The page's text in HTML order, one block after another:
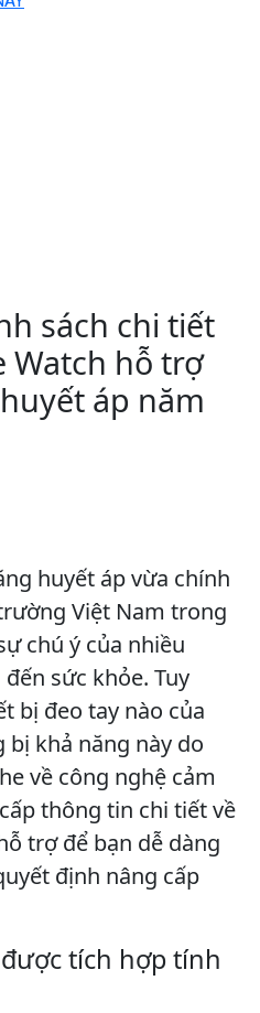
sách chi tiết
Watch hỗ trợ
áp năm
huyết áp vừa chính
Việt Nam trong
chú ý của nhiều
sức khỏe. Tuy
bị đeo tay nào của
khả năng này do
về công nghệ cảm
thông tin chi tiết về
trợ để bạn dễ dàng
định nâng cấp
tích hợp tính